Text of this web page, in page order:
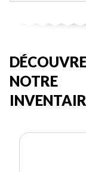
NOTRE